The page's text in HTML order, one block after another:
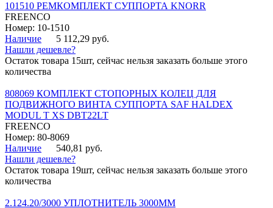
101510 РЕМКОМПЛЕКТ СУППОРТА KNORR
FREENCO
Номер: 10-1510
Наличие
5 112,29 руб.
Нашли дешевле?
Остаток товара 15шт, сейчас нельзя заказать больше этого
количества
808069 КОМПЛЕКТ СТОПОРНЫХ КОЛЕЦ ДЛЯ
ПОДВИЖНОГО ВИНТА СУППОРТА SAF HALDEX
MODUL T XS DBT22LT
FREENCO
Номер: 80-8069
Наличие
540,81 руб.
Нашли дешевле?
Остаток товара 19шт, сейчас нельзя заказать больше этого
количества
2.124.20/3000 УПЛОТНИТЕЛЬ 3000ММ